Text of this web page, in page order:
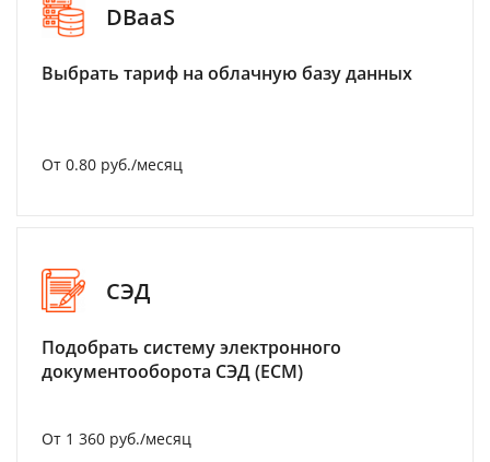
DBaaS
Выбрать тариф на облачную базу данных
От 0.80 руб./месяц
СЭД
Подобрать систему электронного
документооборота СЭД (ECM)
От 1 360 руб./месяц